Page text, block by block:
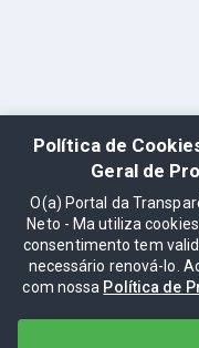
Política de
Geral de
O(a) Portal da
Neto - Ma utiliza
consentimento tem
necessário renová-lo.
com nossa Política de